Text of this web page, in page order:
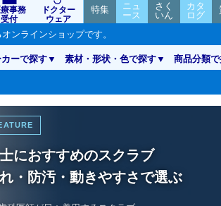
療事務
受付
ドクター
ウェア
カタ
ログ
さく
いん
ニュ
ース
特集
ンラインショップです。
カーで探す 素材・形状・色で探す 商品分類
におすすめのスクラブ
・防汚・動きやすさで選ぶ